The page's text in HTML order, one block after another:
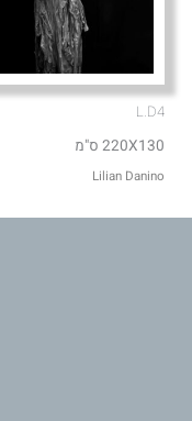
L.D4
220X130 ס"מ
Lilian Danino